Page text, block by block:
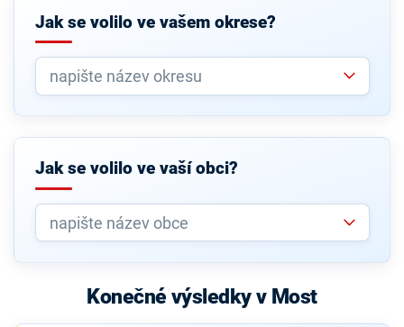
Jak se volilo ve vašem okrese?
Jak se volilo ve vaší obci?
Konečné výsledky v Most